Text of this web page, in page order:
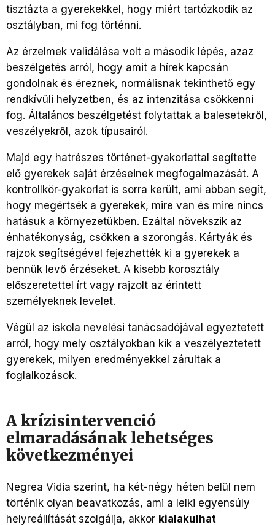
tisztázta a gyerekekkel, hogy miért tartózkodik az
osztályban, mi fog történni.
Az érzelmek validálása volt a második lépés, azaz
beszélgetés arról, hogy amit a hírek kapcsán
gondolnak és éreznek, normálisnak tekinthető egy
rendkívüli helyzetben, és az intenzitása csökkenni
fog. Általános beszélgetést folytattak a balesetekről,
veszélyekről, azok típusairól.
Majd egy hatrészes történet-gyakorlattal segítette
elő gyerekek saját érzéseinek megfogalmazását. A
kontrollkör-gyakorlat is sorra került, ami abban segít,
hogy megértsék a gyerekek, mire van és mire nincs
hatásuk a környezetükben. Ezáltal növekszik az
énhatékonyság, csökken a szorongás. Kártyák és
rajzok segítségével fejezhették ki a gyerekek a
bennük levő érzéseket. A kisebb korosztály
előszeretettel írt vagy rajzolt az érintett
személyeknek levelet.
Végül az iskola nevelési tanácsadójával egyeztetett
arról, hogy mely osztályokban kik a veszélyeztetett
gyerekek, milyen eredményekkel zárultak a
foglalkozások.
A krízisintervenció
elmaradásának lehetséges
következményei
Negrea Vidia szerint, ha két-négy héten belül nem
történik olyan beavatkozás, ami a lelki egyensúly
helyreállítását szolgálja, akkor kialakulhat